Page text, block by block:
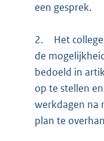
een gesprek.
2.
Het
de
bedoeld in
op te stellen
werkdagen na
plan te